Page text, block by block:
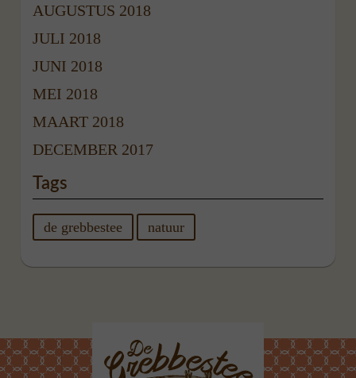
AUGUSTUS 2018
JULI 2018
JUNI 2018
MEI 2018
MAART 2018
DECEMBER 2017
Tags
de grebbestee natuur